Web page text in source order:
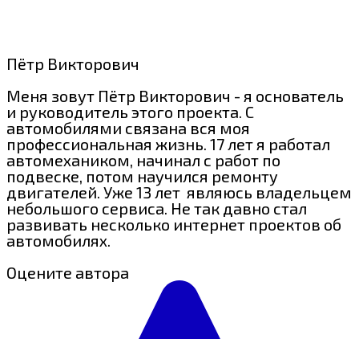
Пётр Викторович
Меня зовут Пётр Викторович - я основатель
и руководитель этого проекта. С
автомобилями связана вся моя
профессиональная жизнь. 17 лет я работал
автомехаником, начинал с работ по
подвеске, потом научился ремонту
двигателей. Уже 13 лет являюсь владельцем
небольшого сервиса. Не так давно стал
развивать несколько интернет проектов об
автомобилях.
Оцените автора